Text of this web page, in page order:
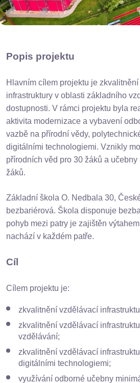
Popis projektu
Hlavním cílem projektu je
infrastruktury v oblasti základního
dostupnosti. V rámci projektu byla
aktivita modernizace a vybavení
vazbě na přírodní vědy,
digitálními technologiemi. Vznikly
přírodních věd pro 30 žáků a
žáků.
Základní škola O. Nedbala 30,
bezbariérová. Škola disponuje
pohyb mezi patry je zajištěn
nachází v každém patře.
Cíl
Cílem projektu je:
zkvalitnění vzdělávací
zkvalitnění vzdělávací
vzdělávání;
zkvalitnění vzdělávací
digitálními technologiemi;
využívání odborné učebny